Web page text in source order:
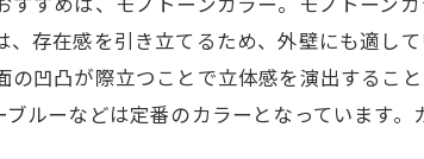
存在感を引き立てるため、外壁にも適し
凹凸が際立つことで立体感を演出するこ
ルーなどは定番のカラーとなっています。